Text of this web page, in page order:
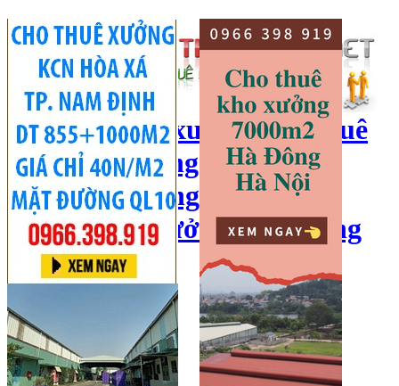
cho thuê kho xưởng, cho thuê
kho, kho xưởng hà nội, cho
thuê nhà xưởng, cho thuê
xưởng, kho xưởng hải dương
Hotline:0966 398 919
Đăng ký
Đăng tin bán/cho thuê